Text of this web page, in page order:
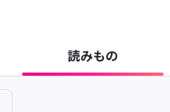
読みもの